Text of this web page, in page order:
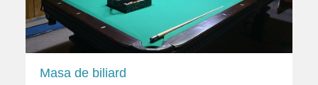
Masa de biliard